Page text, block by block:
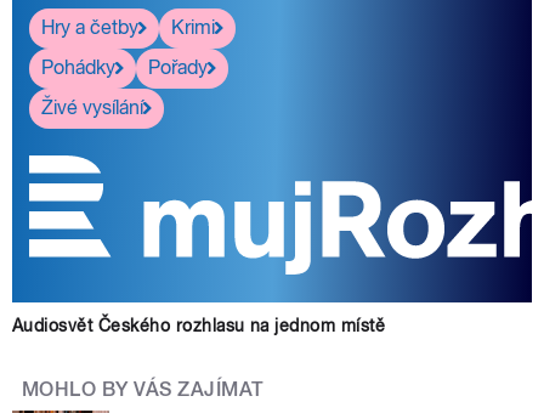
Hry a četby
Krimi
Pohádky
Pořady
Živé vysílání
Audiosvět Českého rozhlasu na jednom místě
MOHLO BY VÁS ZAJÍMAT